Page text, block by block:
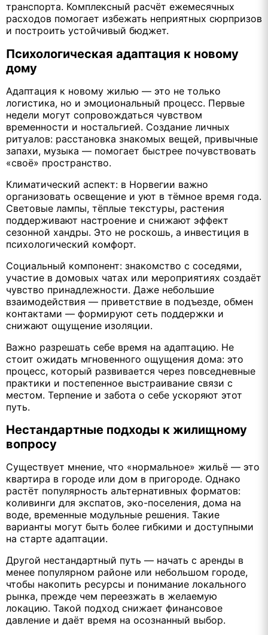
транспорта. Комплексный расчёт ежемесячных
расходов помогает избежать неприятных сюрпризов
и построить устойчивый бюджет.
Психологическая адаптация к новому
дому
Адаптация к новому жилью — это не только
логистика, но и эмоциональный процесс. Первые
недели могут сопровождаться чувством
временности и ностальгией. Создание личных
ритуалов: расстановка знакомых вещей, привычные
запахи, музыка — помогает быстрее почувствовать
«своё» пространство.
Климатический аспект: в Норвегии важно
организовать освещение и уют в тёмное время года.
Световые лампы, тёплые текстуры, растения
поддерживают настроение и снижают эффект
сезонной хандры. Это не роскошь, а инвестиция в
психологический комфорт.
Социальный компонент: знакомство с соседями,
участие в домовых чатах или мероприятиях создаёт
чувство принадлежности. Даже небольшие
взаимодействия — приветствие в подъезде, обмен
контактами — формируют сеть поддержки и
снижают ощущение изоляции.
Важно разрешать себе время на адаптацию. Не
стоит ожидать мгновенного ощущения дома: это
процесс, который развивается через повседневные
практики и постепенное выстраивание связи с
местом. Терпение и забота о себе ускоряют этот
путь.
Нестандартные подходы к жилищному
вопросу
Существует мнение, что «нормальное» жильё — это
квартира в городе или дом в пригороде. Однако
растёт популярность альтернативных форматов:
коливинги для экспатов, эко-поселения, дома на
воде, временные модульные решения. Такие
варианты могут быть более гибкими и доступными
на старте адаптации.
Другой нестандартный путь — начать с аренды в
менее популярном районе или небольшом городе,
чтобы накопить ресурсы и понимание локального
рынка, прежде чем переезжать в желаемую
локацию. Такой подход снижает финансовое
давление и даёт время на осознанный выбор.